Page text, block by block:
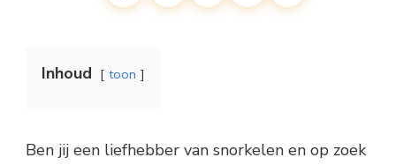
Inhoud toon
Ben jij een liefhebber van snorkelen en op zoek